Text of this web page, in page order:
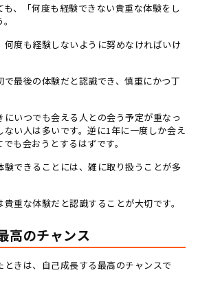
、「何度も経験できない貴重な体験をし
何度も経験しないように努めなければいけ
最後の体験だと認識でき、慎重にかつ丁
いつでも会える人との会う予定が重なっ
ない人は多いです。逆に1年に一度しか会え
も会おうとするはずです。
験できることには、雑に取り扱うことが多
重な体験だと認識することが大切です。
高のチャンス
きは、自己成長する最高のチャンスで